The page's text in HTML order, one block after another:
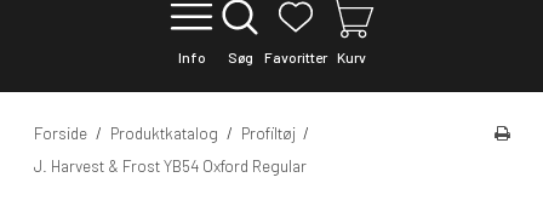
Info Søg Favoritter Kurv
Forside / Produktkatalog / Profiltøj /
J. Harvest & Frost YB54 Oxford Regular